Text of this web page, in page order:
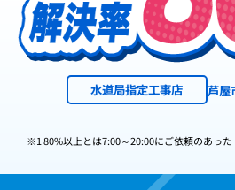
水道局指定工事店 芦屋
※1 80%以上とは7:00～20:00にご依頼のあった